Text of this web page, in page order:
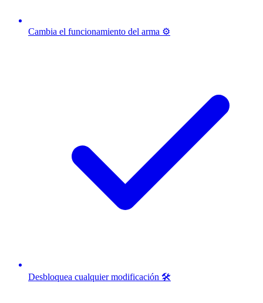
Cambia el funcionamiento del arma ⚙️
Desbloquea cualquier modificación 🛠️